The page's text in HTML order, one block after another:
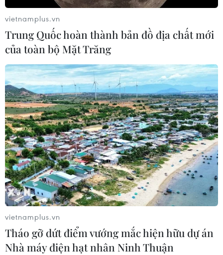
vietnamplus.vn
Trung Quốc hoàn thành bản đồ địa chất mới
của toàn bộ Mặt Trăng
vietnamplus.vn
Tháo gỡ dứt điểm vướng mắc hiện hữu dự án
Nhà máy điện hạt nhân Ninh Thuận